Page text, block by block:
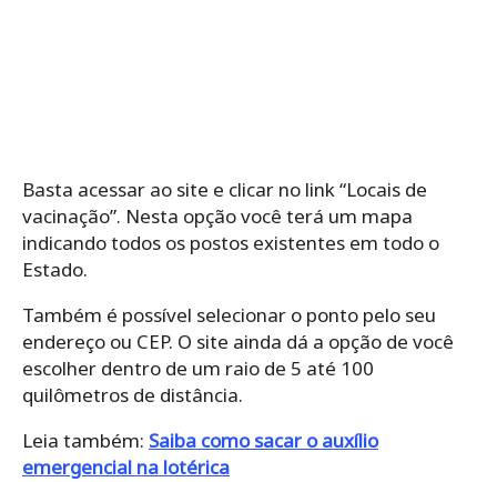
Basta acessar ao site e clicar no link “Locais de
vacinação”. Nesta opção você terá um mapa
indicando todos os postos existentes em todo o
Estado.
Também é possível selecionar o ponto pelo seu
endereço ou CEP. O site ainda dá a opção de você
escolher dentro de um raio de 5 até 100
quilômetros de distância.
Leia também: Saiba como sacar o auxílio
emergencial na lotérica